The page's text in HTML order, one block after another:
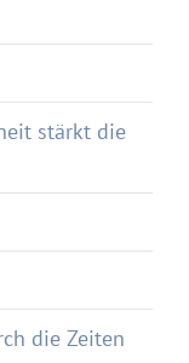
stärkt die
die Zeiten